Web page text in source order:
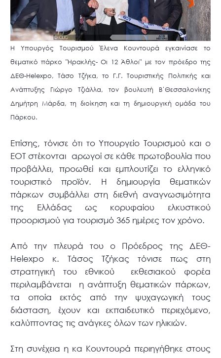
Η Υπουργός Τουρισμού Έλενα Κουντουρά εγκαινίασε το
θεματικό πάρκο "Ηρακλής- Οι 12 Άθλοι" με τον πρόεδρο της
ΔΕΘ-Ηelexpo, Τάσο Τζήκα, το Γ.Γ. Τουριστικής Πολιτικής και
Ανάπτυξης Γιώργο Τζιάλλα, τον βουλευτή Β΄Θεσσαλονίκης
Δημήτρη Μάρδα, τη διοίκηση και τη δημιουργική ομάδα του
Πάρκου.
Επίσης, τόνισε ότι το Υπουργείο Τουρισμού και ο
ΕΟΤ στέκονται αρωγοί σε κάθε πρωτοβουλία που
προβάλλει, προωθεί και εμπλουτίζει το ελληνικό
τουριστικό προϊόν. Η δημιουργία θεματικών
πάρκων συμβάλλει στη διεθνή αναγνωσιμότητα
της Ελλάδας ως κορυφαίου ελκυστικού
προορισμού για τουρισμό 365 ημέρες τον χρόνο.
Από την πλευρά του ο Πρόεδρος της ΔΕΘ-
Helexpo κ. Τάσος Τζήκας τόνισε πως στη
στρατηγική του εθνικού εκθεσιακού φορέα
περιλαμβάνεται η ανάπτυξη θεματικών πάρκων,
τα οποία εκτός από την ψυχαγωγική τους
διάσταση, έχουν και εκπαιδευτικό περιεχόμενο,
καλύπτοντας τις ανάγκες όλων των ηλικιών.
Στη συνέχεια η κα Κουντουρά περιηγήθηκε στους